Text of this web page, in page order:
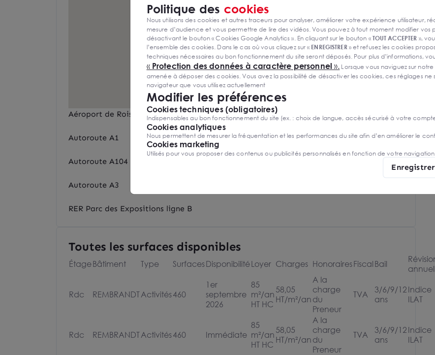
Aéroport de Roissy Charles de Gaulle
Autoroute A1
Autoroute A104
Autoroute A3
RER Parc des Expositions ligne B
Toutes les surfaces disponibles
ÉtageBâtiment Type SurfacesDisponibilitéLoyer Charges HonorairesFiscal Bail
Rdc REMBRANDTActivités460
1er
septembre
2026
85
m²/an
HT HC
58,05
HT/m²/an
A la
charge
du
Preneur
TVA
3/6/9/12
ans
Indice
ILAT
Rdc REMBRANDTActivités460 Immédiate
85
m²/an
HT HC
58,05
HT/m²/an
A la
charge
du
Preneur
TVA
3/6/9/12
ans
Indice
ILAT
Politique des cookies
Nous utilisons des cookies et autres traceurs pour analyser, améliorer votre expérience utilisateur,
mesure d’audience et vous permettre de lire des vidéos. Vous pouvez à tout moment modifier vos
désactivant le bouton « Cookies Google Analytics ». En cliquant sur le bouton «TOUT ACCEPTER »,
l’ensemble des cookies. Dans le cas où vous cliquez sur « ENREGISTRER» et refusez les cookies
techniques nécessaires au bon fonctionnement du site seront déposés. Pour plus d’informations,
« Protection des données à caractère personnel ». Lorsque vous naviguez sur
amenée à déposer des cookies. Vous avez la possibilité de désactiver les cookies, ces réglages ne
navigateur que vous utilisez actuellement
Modifier les préférences
Cookies techniques (obligatoires)
Indispensables au bon fonctionnement du site (ex. : choix de langue, accès sécurisé à votre
Cookies analytiques
Nous permettent de mesurer la fréquentation et les performances du site afin d’en améliorer le
Cookies marketing
Utilisés pour vous proposer des contenus ou publicités personnalisés en fonction de votre navigation.
Enregistrer